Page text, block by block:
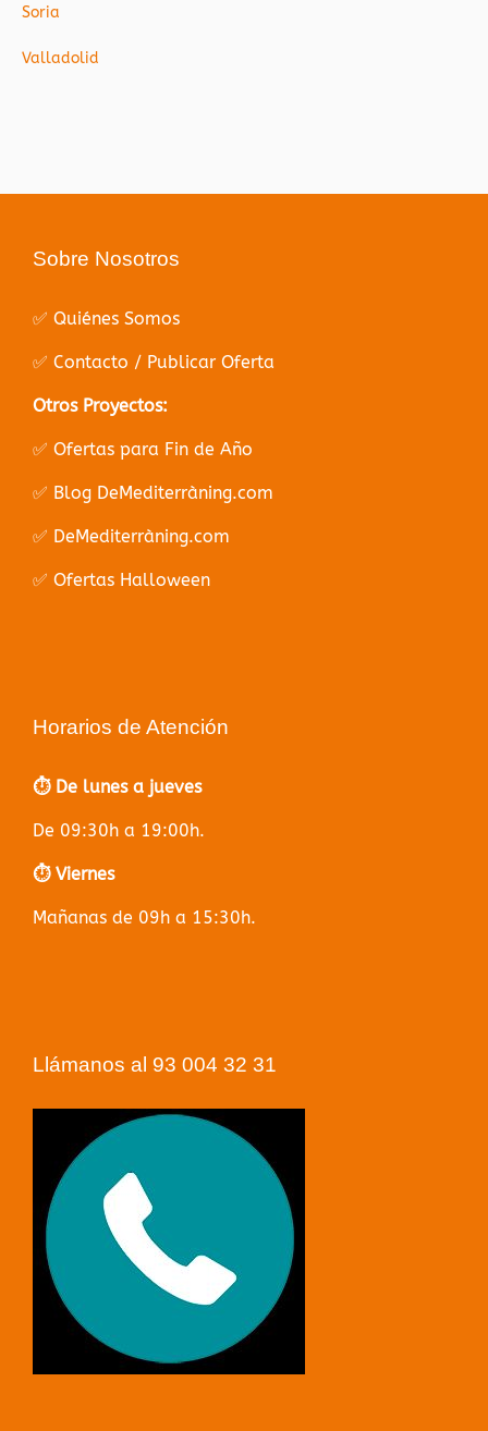
Soria
Valladolid
Sobre Nosotros
✅ Quiénes Somos
✅ Contacto / Publicar Oferta
Otros Proyectos:
✅ Ofertas para Fin de Año
✅ Blog DeMediterràning.com
✅ DeMediterràning.com
✅ Ofertas Halloween
Horarios de Atención
⏱️ De lunes a jueves
De 09:30h a 19:00h.
⏱️ Viernes
Mañanas de 09h a 15:30h.
Llámanos al 93 004 32 31